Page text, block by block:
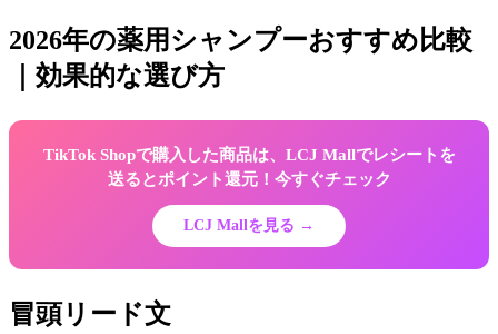
2026年の薬用シャンプーおすすめ比較
｜効果的な選び方
TikTok Shopで購入した商品は、LCJ Mallでレシートを
送るとポイント還元！今すぐチェック
LCJ Mallを見る →
冒頭リード文